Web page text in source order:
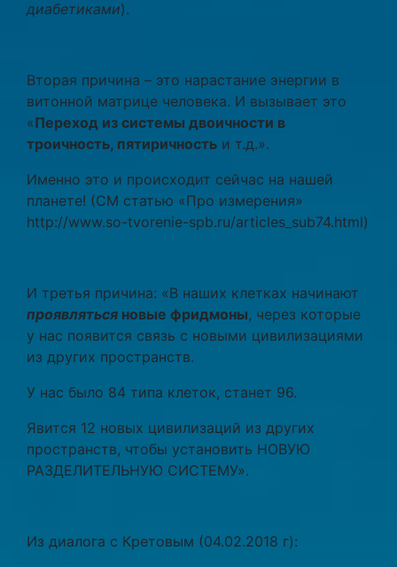
диабетиками).
Вторая причина – это нарастание энергии в
витонной матрице человека. И вызывает это
«Переход из системы двоичности в
троичность, пятиричность и т.д.».
Именно это и происходит сейчас на нашей
планете! (СМ статью «Про измерения»
http://www.so-tvorenie-spb.ru/articles_sub74.html)
И третья причина: «В наших клетках начинают
проявляться новые фридмоны, через которые
у нас появится связь с новыми цивилизациями
из других пространств.
У нас было 84 типа клеток, станет 96.
Явится 12 новых цивилизаций из других
пространств, чтобы установить НОВУЮ
РАЗДЕЛИТЕЛЬНУЮ СИСТЕМУ».
Из диалога с Кретовым (04.02.2018 г):